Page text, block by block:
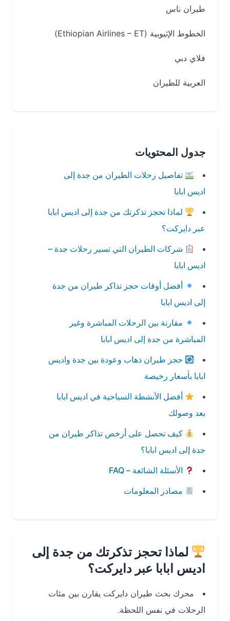
طيران ناس
الخطوط الإثيوبية (Ethiopian Airlines – ET)
فلاي دبي
العربية للطيران
جدول المحتويات
تفاصيل رحلات الطيران من جدة إلى
اديس ابابا
لماذا تحجز تذكرتك من جدة إلى اديس ابابا
عبر دايركت؟
شركات الطيران التي تسير رحلات جدة –
اديس ابابا
أفضل أوقات حجز تذاكر طيران من جدة
إلى اديس ابابا
مقارنة بين الرحلات المباشرة وغير
المباشرة من جدة إلى اديس ابابا
حجز طيران ذهاب وعودة بين جدة واديس
ابابا بأسعار رخيصة
أفضل الأنشطة السياحية في اديس ابابا
بعد وصولك
كيف تحصل على أرخص تذاكر طيران من
جدة إلى اديس ابابا؟
الأسئلة الشائعة – FAQ
مصادر المعلومات
لماذا تحجز تذكرتك من جدة إلى
اديس ابابا عبر دايركت؟
محرك بحث طيران دايركت يقارن بين مئات
الرحلات في نفس اللحظة.